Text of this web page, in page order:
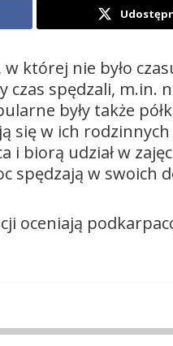
w której nie było
czas spędzali,
były także
się w ich
i biorą udział w
spędzają w swoich
oceniają